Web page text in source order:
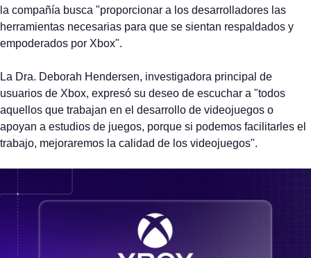
la compañía busca "proporcionar a los desarrolladores las
herramientas necesarias para que se sientan respaldados y
empoderados por Xbox".
La Dra. Deborah Hendersen, investigadora principal de
usuarios de Xbox, expresó su deseo de escuchar a "todos
aquellos que trabajan en el desarrollo de videojuegos o
apoyan a estudios de juegos, porque si podemos facilitarles el
trabajo, mejoraremos la calidad de los videojuegos".